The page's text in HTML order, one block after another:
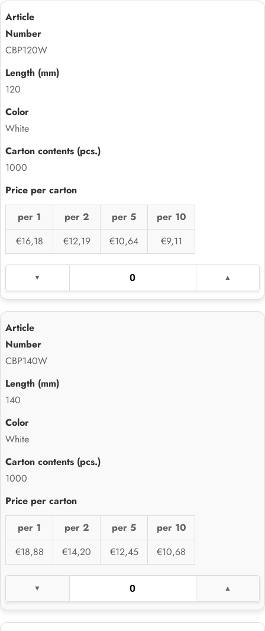
CBP120W
120
White
1000
per 1 per 2 per 5
per 10
€16,18
€12,19 €10,64 €9,11
CBP140W
140
White
1000
per 1 per 2 per 5
per 10
€18,88
€14,20 €12,45 €10,68